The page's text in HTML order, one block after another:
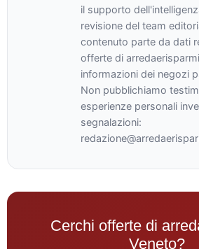
il supporto
revisione del team
contenuto parte da dati
offerte di
informazioni dei negozi
Non pubblichiamo
esperienze personali
segnalazioni:
Cerchi offerte di
Veneto?